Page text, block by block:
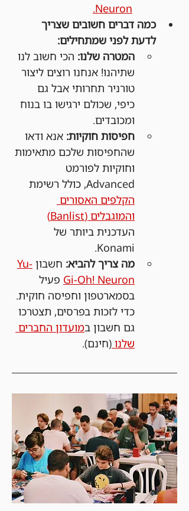
Neuron.
כמה דברים חשובים שצריך
לדעת לפני שמתחילים:
המטרה שלנו: הכי חשוב לנו
שתיהנו! אנחנו רוצים ליצור
טורניר תחרותי אבל גם
כיפי, שכולם ירגישו בו בנוח
ומכובדים.
חפיסות חוקיות: אנא ודאו
שהחפיסות שלכם מתאימות
וחוקיות לפורמט
Advanced, כולל רשימת
הקלפים האסורים
והמוגבלים (Banlist)
העדכנית ביותר של
Konami.
מה צריך להביא: חשבון Yu-
Gi-Oh! Neuron פעיל
בסמארטפון וחפיסה חוקית.
כדי לזכות בפרסים, תצטרכו
גם חשבון במועדון החברים
שלנו (חינם).